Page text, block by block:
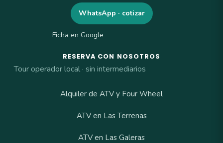
WhatsApp · cotizar
Ficha en Google
RESERVA CON NOSOTROS
Tour operador local · sin intermediarios
Alquiler de ATV y Four Wheel
ATV en Las Terrenas
ATV en Las Galeras